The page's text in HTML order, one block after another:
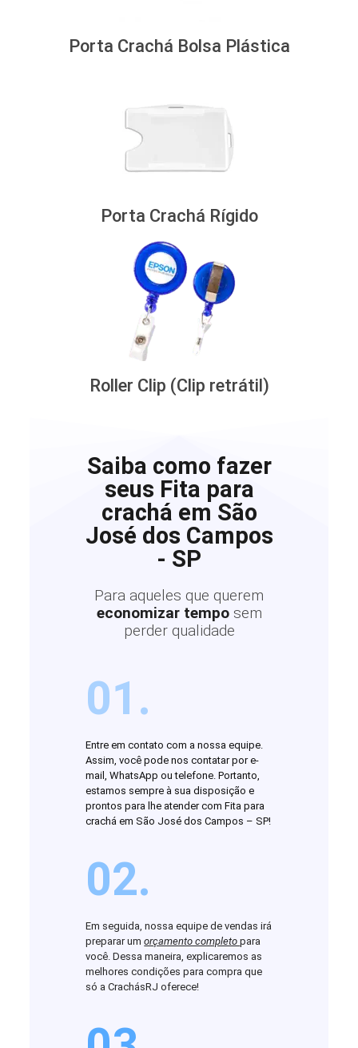
Porta Crachá Bolsa Plástica
Porta Crachá Rígido
Roller Clip (Clip retrátil)
Saiba como fazer
seus Fita para
crachá em São
José dos Campos
- SP
Para aqueles que querem
economizar tempo sem
perder qualidade
01.
Entre em contato com a nossa equipe.
Assim, você pode nos contatar por e-
mail, WhatsApp ou telefone. Portanto,
estamos sempre à sua disposição e
prontos para lhe atender com Fita para
crachá em São José dos Campos – SP!
02.
Em seguida, nossa equipe de vendas irá
preparar umorçamento completopara
você. Dessa maneira, explicaremos as
melhores condições para compra que
só a CrachásRJ oferece!